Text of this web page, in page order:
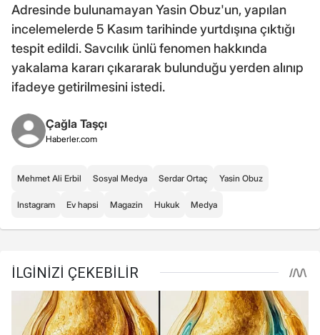
Adresinde bulunamayan Yasin Obuz'un, yapılan
incelemelerde 5 Kasım tarihinde yurtdışına çıktığı
tespit edildi. Savcılık ünlü fenomen hakkında
yakalama kararı çıkararak bulunduğu yerden alınıp
ifadeye getirilmesini istedi.
Çağla Taşçı
Haberler.com
Mehmet Ali Erbil Sosyal Medya Serdar Ortaç Yasin Obuz
Instagram Ev hapsi Magazin Hukuk Medya